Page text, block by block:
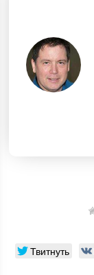
Твитнуть